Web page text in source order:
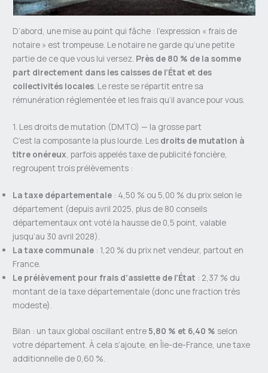
D’abord, une mise au point qui fâche : l’expression « frais de
notaire » est trompeuse. Le notaire ne garde qu’une petite
partie de ce que vous lui versez. Près de 80 % de la somme
part directement dans les caisses de l’État et des
collectivités locales. Le reste se répartit entre sa
rémunération réglementée et les frais qu’il avance pour vous.
1. Les droits de mutation (DMTO) — la grosse part
C’est la composante la plus lourde. Les droits de mutation à
titre onéreux, parfois appelés taxe de publicité foncière,
regroupent trois prélèvements :
La taxe départementale : 4,50 % ou 5,00 % du prix selon le
département (depuis avril 2025, plus de 80 conseils
départementaux ont voté la hausse de 0,5 point, valable
jusqu’au 30 avril 2028).
La taxe communale : 1,20 % du prix net vendeur, partout en
France.
Le prélèvement pour frais d’assiette de l’État : 2,37 % du
montant de la taxe départementale (donc une fraction très
modeste).
Bilan : un taux global oscillant entre5,80 % et 6,40 % selon
votre département. À cela s’ajoute, en Île-de-France, une taxe
additionnelle de 0,60 %.